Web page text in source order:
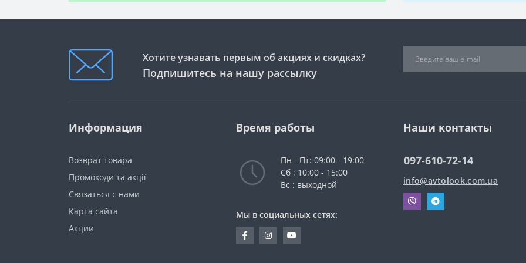
Хотите узнавать первым об акциях и скидках?
Подпишитесь на нашу рассылку
Информация
Возврат товара
Промокоди та акції
Связаться с нами
Карта сайта
Акции
Время работы
Пн - Пт: 09:00 - 19:00
Сб : 10:00 - 15:00
Вс : выходной
Мы в социальных сетях:
Наши контакты
097-610-72-14
info@avtolook.com.ua